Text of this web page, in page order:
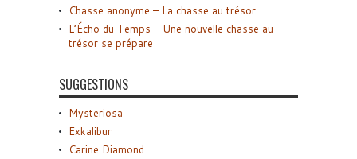
Chasse anonyme – La chasse au trésor
L’Écho du Temps – Une nouvelle chasse au
trésor se prépare
SUGGESTIONS
Mysteriosa
Exkalibur
Carine Diamond